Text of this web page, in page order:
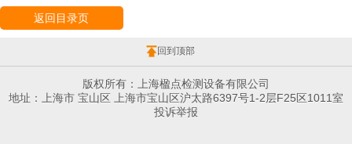
返回目录页
回到顶部
版权所有：上海楹点检测设备有限公司
地址：上海市 宝山区 上海市宝山区沪太路6397号1-2层F25区1011室
投诉举报